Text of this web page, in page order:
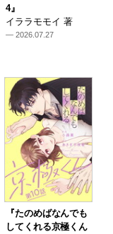
4』
イララモモイ 著
— 2026.07.27
『たのめばなんでも
してくれる京極くん